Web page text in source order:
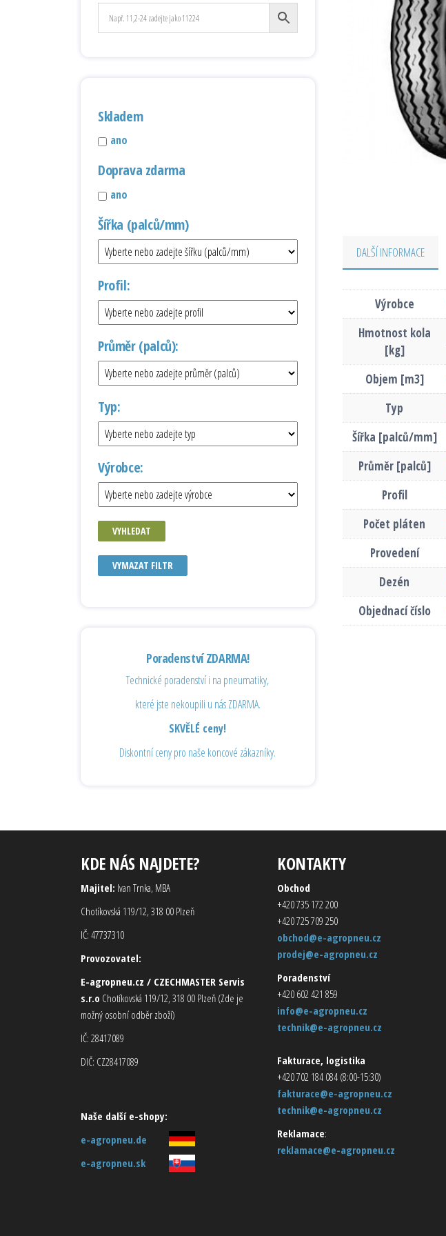
DALŠÍ INFORMACE
Výrobce
Hmotnost kola
[kg]
Objem [m3]
Typ
Šířka [palců/mm]
Průměr [palců]
Profil
Počet pláten
Provedení
Dezén
Objednací číslo
Skladem
ano
Doprava zdarma
ano
Šířka (palců/mm)
Profil:
Průměr (palců):
Typ:
Výrobce:
VYHLEDAT
VYMAZAT FILTR
Poradenství ZDARMA!
Technické poradenství i na pneumatiky,
které jste nekoupili u nás ZDARMA.
SKVĚLÉ ceny!
Diskontní ceny pro naše koncové zákazníky.
KDE NÁS NAJDETE?
Majitel: Ivan Trnka, MBA
Chotíkovská 119/12, 318 00 Plzeň
IČ: 47737310
Provozovatel:
E-agropneu.cz / CZECHMASTER Servis
s.r.o Chotíkovská 119/12, 318 00 Plzeň (Zde je
možný osobní odběr zboží)
IČ: 28417089
DIČ: CZ28417089
Naše další e-shopy:
e-agropneu.de
e-agropneu.sk
KONTAKTY
Obchod
+420 735 172 200
+420 725 709 250
obchod@e-agropneu.cz
prodej@e-agropneu.cz
Poradenství
+420 602 421 859
info@e-agropneu.cz
technik@e-agropneu.cz
Fakturace, logistika
+420 702 184 084 (8:00-15:30)
fakturace@e-agropneu.cz
technik@e-agropneu.cz
Reklamace:
reklamace@e-agropneu.cz